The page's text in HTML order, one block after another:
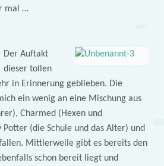
mal …
Der Auftakt
dieser tollen
in Erinnerung geblieben. Die
ein wenig an eine Mischung aus
Charmed (Hexen und
Potter (die Schule und das Alter) und
Mittlerweile gibt es bereits den
schon bereit liegt und